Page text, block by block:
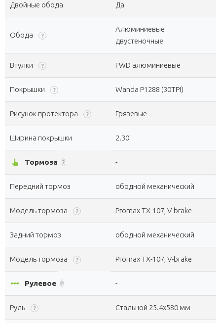
Двойные обода Да
Обода ?
Алюминиевые
двустеночные
Втулки ? FWD алюминиевые
Покрышки ? Wanda P1288 (30TPI)
Рисунок протектора ? Грязевые
Ширина покрышки 2.30"
pan_tool_alt Тормоза ? -
Передний тормоз ободной механический
Модель тормоза ? Promax TX-107, V-brake
Задний тормоз ободной механический
Модель тормоза ? Promax TX-107, V-brake
linear_scale Рулевое ? -
Руль ? Стальной 25.4х580 мм